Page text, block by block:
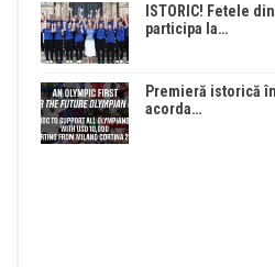
ISTORIC! Fetele
participa la…
Premieră istorică
acorda…